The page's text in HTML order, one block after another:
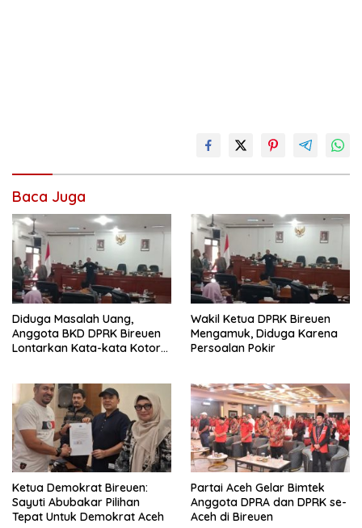
Baca Juga
Diduga Masalah Uang,
Anggota BKD DPRK Bireuen
Lontarkan Kata-kata Kotor
Wakil Ketua DPRK Bireuen
Mengamuk, Diduga Karena
Persoalan Pokir
Ketua Demokrat Bireuen:
Sayuti Abubakar Pilihan
Tepat Untuk Demokrat Aceh
Partai Aceh Gelar Bimtek
Anggota DPRA dan DPRK se-
Aceh di Bireuen